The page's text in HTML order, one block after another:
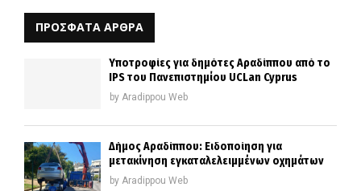
ΠΡΟΣΦΑΤΑ ΑΡΘΡΑ
Υποτροφίες για δημότες Αραδίππου από το
IPS του Πανεπιστημίου UCLan Cyprus
by Aradippou Web
Δήμος Αραδίππου: Ειδοποίηση για
μετακίνηση εγκαταλελειμμένων οχημάτων
by Aradippou Web